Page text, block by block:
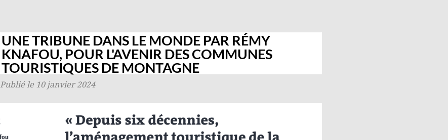
UNE TRIBUNE DANS LE MONDE PAR RÉMY
KNAFOU, POUR L'AVENIR DES COMMUNES
TOURISTIQUES DE MONTAGNE
Publié le 10 janvier 2024